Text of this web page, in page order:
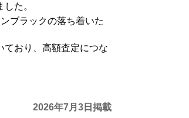
た。
ブラックの落ち着いた
ており、高額査定につな
2026年7月3日掲載